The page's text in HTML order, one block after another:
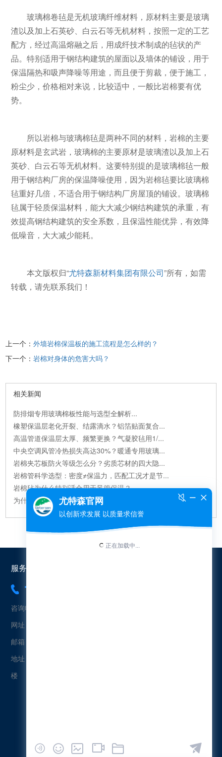
玻璃棉卷毡是无机玻璃纤维材料，原材料主要是玻璃
渣以及加上石英砂、白云石等无机材料，按照一定的工艺
配方，经过高温熔融之后，用成纤技术制成的毡状的产
品。特别适用于钢结构建筑的屋面以及墙体的铺设，用于
保温隔热和吸声降噪等用途，而且便于剪裁，便于施工，
粉尘少，价格相对来说，比较适中，一般比岩棉要有优
势。
所以岩棉与玻璃棉毡是两种不同的材料，岩棉的主要
原材料是玄武岩，玻璃棉的主要原材是玻璃渣以及加上石
英砂、白云石等无机材料。这要特别提的是玻璃棉毡一般
用于钢结构厂房的保温降噪使用，因为岩棉毡要比玻璃棉
毡重好几倍，不适合用于钢结构厂房屋顶的铺设。玻璃棉
毡属于轻质保温材料，能大大减少钢结构建筑的承重，有
效提高钢结构建筑的安全系数，且保温性能优异，有效降
低噪音，大大减少能耗。
本文版权归“尤特森新材料集团有限公司”所有，如需
转载，请先联系我们！
上一个：外墙岩棉保温板的施工流程是怎么样的？
下一个：岩棉对身体的危害大吗？
相关新闻
防排烟专用玻璃棉板性能与选型全解析...
橡塑保温层老化开裂、结露滴水？铝箔贴面复合...
高温管道保温层太厚、频繁更换？气凝胶毡用1/...
中央空调风管冷热损失高达30%？暖通专用玻璃...
岩棉夹芯板防火等级怎么分？劣质芯材的四大隐...
岩棉管科学选型：密度≠保温力，匹配工况才是节...
岩棉毡为什么特别适合用于风管保温？...
为什么尤特森钢结构玻璃棉毡的保温效果优于...
服务热线：
18565454573
咨询电话：18565454573（冯先生）
网址：www.uetersen.cn
邮箱：uetersen@163.com
地址：广东省广州市黄埔区科珠北路232号益科智能创新园2栋4
楼